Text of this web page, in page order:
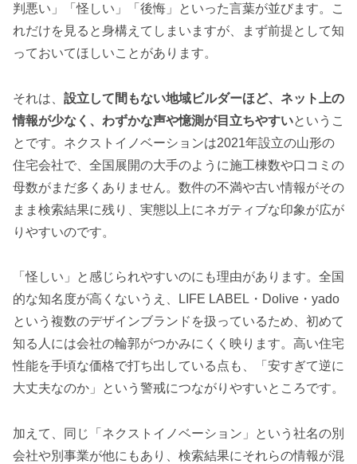
判悪い」「怪しい」「後悔」といった言葉が並びます。こ
れだけを見ると身構えてしまいますが、まず前提として知
っておいてほしいことがあります。
それは、 設立して間もない地域ビルダーほど、ネット上の
情報が少なく、わずかな声や憶測が目立ちやすいというこ
とです。ネクストイノベーションは2021年設立の山形の
住宅会社で、全国展開の大手のように施工棟数や口コミの
母数がまだ多くありません。数件の不満や古い情報がその
まま検索結果に残り、実態以上にネガティブな印象が広が
りやすいのです。
「怪しい」と感じられやすいのにも理由があります。全国
的な知名度が高くないうえ、LIFE LABEL・Dolive・yado
という複数のデザインブランドを扱っているため、初めて
知る人には会社の輪郭がつかみにくく映ります。高い住宅
性能を手頃な価格で打ち出している点も、「安すぎて逆に
大丈夫なのか」という警戒につながりやすいところです。
加えて、同じ「ネクストイノベーション」という社名の別
会社や別事業が他にもあり、検索結果にそれらの情報が混